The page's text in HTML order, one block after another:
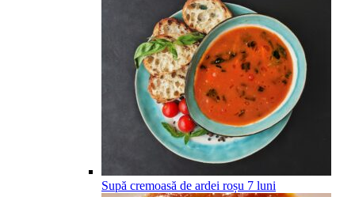
Supă cremoasă de ardei roșu 7 luni